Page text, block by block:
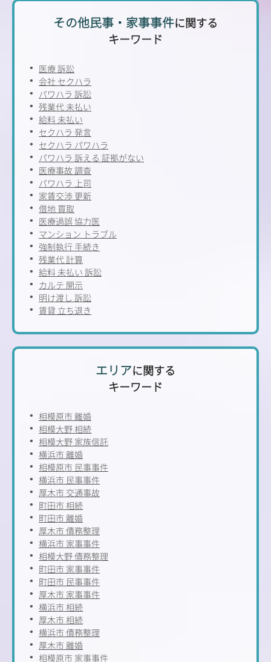
その他民事・家事事件に関する
キーワード
医療 訴訟
会社 セクハラ
パワハラ 訴訟
残業代 未払い
給料 未払い
セクハラ 発言
セクハラ パワハラ
パワハラ 訴える 証拠がない
医療事故 調査
パワハラ 上司
家賃交渉 更新
借地 買取
医療過誤 協力医
マンション トラブル
強制執行 手続き
残業代 計算
給料 未払い 訴訟
カルテ 開示
明け渡し 訴訟
賃貸 立ち退き
エリアに関する
キーワード
相模原市 離婚
相模大野 相続
相模大野 家族信託
横浜市 離婚
相模原市 民事事件
横浜市 民事事件
厚木市 交通事故
町田市 相続
町田市 離婚
厚木市 債務整理
横浜市 家事事件
相模大野 債務整理
町田市 家事事件
町田市 民事事件
厚木市 家事事件
横浜市 相続
厚木市 相続
横浜市 債務整理
厚木市 離婚
相模原市 家事事件